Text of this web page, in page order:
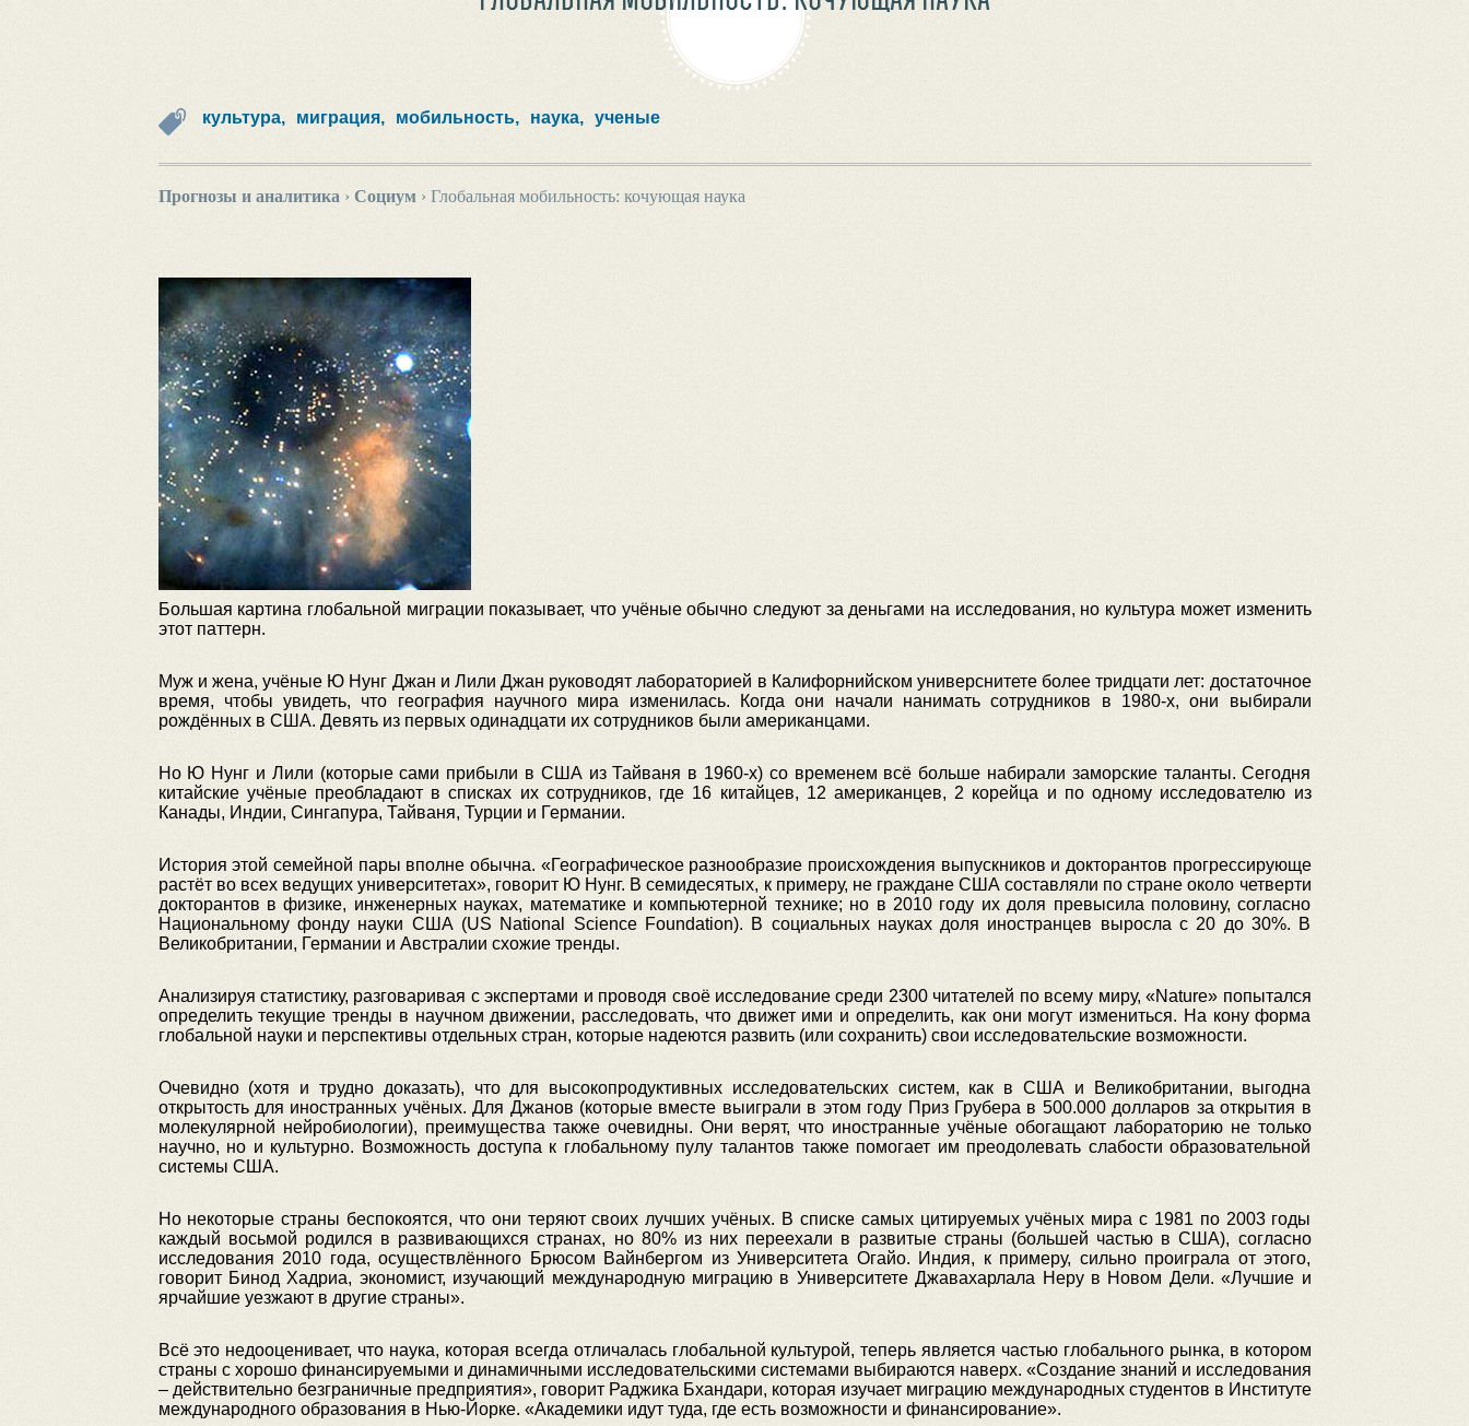
культура, миграция, мобильность, наука, ученые
Прогнозы и аналитика › Социум› Глобальная мобильность: кочующая наука
Большая картина глобальной миграции показывает, что учёные обычно следуют за деньгами на исследования, но культура может изменить
этот паттерн.
Муж и жена, учёные Ю Нунг Джан и Лили Джан руководят лабораторией в Калифорнийском универснитете более тридцати лет: достаточное
время, чтобы увидеть, что география научного мира изменилась. Когда они начали нанимать сотрудников в 1980-х, они выбирали
рождённых в США. Девять из первых одинадцати их сотрудников были американцами.
Но Ю Нунг и Лили (которые сами прибыли в США из Тайваня в 1960-х) со временем всё больше набирали заморские таланты. Сегодня
китайские учёные преобладают в списках их сотрудников, где 16 китайцев, 12 американцев, 2 корейца и по одному исследователю из
Канады, Индии, Сингапура, Тайваня, Турции и Германии.
История этой семейной пары вполне обычна. «Географическое разнообразие происхождения выпускников и докторантов прогрессирующе
растёт во всех ведущих университетах», говорит Ю Нунг. В семидесятых, к примеру, не граждане США составляли по стране около четверти
докторантов в физике, инженерных науках, математике и компьютерной технике; но в 2010 году их доля превысила половину, согласно
Национальному фонду науки США (US National Science Foundation). В социальных науках доля иностранцев выросла с 20 до 30%. В
Великобритании, Германии и Австралии схожие тренды.
Анализируя статистику, разговаривая с экспертами и проводя своё исследование среди 2300 читателей по всему миру, «Nature» попытался
определить текущие тренды в научном движении, расследовать, что движет ими и определить, как они могут измениться. На кону форма
глобальной науки и перспективы отдельных стран, которые надеются развить (или сохранить) свои исследовательские возможности.
Очевидно (хотя и трудно доказать), что для высокопродуктивных исследовательских систем, как в США и Великобритании, выгодна
открытость для иностранных учёных. Для Джанов (которые вместе выиграли в этом году Приз Грубера в 500.000 долларов за открытия в
молекулярной нейробиологии), преимущества также очевидны. Они верят, что иностранные учёные обогащают лабораторию не только
научно, но и культурно. Возможность доступа к глобальному пулу талантов также помогает им преодолевать слабости образовательной
системы США.
Но некоторые страны беспокоятся, что они теряют своих лучших учёных. В списке самых цитируемых учёных мира с 1981 по 2003 годы
каждый восьмой родился в развивающихся странах, но 80% из них переехали в развитые страны (большей частью в США), согласно
исследования 2010 года, осуществлённого Брюсом Вайнбергом из Университета Огайо. Индия, к примеру, сильно проиграла от этого,
говорит Бинод Хадриа, экономист, изучающий международную миграцию в Университете Джавахарлала Неру в Новом Дели. «Лучшие и
ярчайшие уезжают в другие страны».
Всё это недооценивает, что наука, которая всегда отличалась глобальной культурой, теперь является частью глобального рынка, в котором
страны с хорошо финансируемыми и динамичными исследовательскими системами выбираются наверх. «Создание знаний и исследования
– действительно безграничные предприятия», говорит Раджика Бхандари, которая изучает миграцию международных студентов в Институте
международного образования в Нью-Йорке. «Академики идут туда, где есть возможности и финансирование».